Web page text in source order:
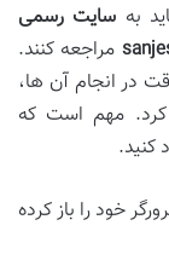
به سایت رسمی
مراجعه کنند.
در انجام آن ها،
کرد. مهم است که
کنید.
خود را باز کرده